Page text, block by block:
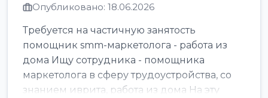
Опубликовано: 18.06.2026
Требуется на частичную занятость
помощник smm-маркетолога - работа из
дома Ищу сотрудника - помощника
маркетолога в сферу трудоустройства, со
знанием иврита, работа из дома На эту